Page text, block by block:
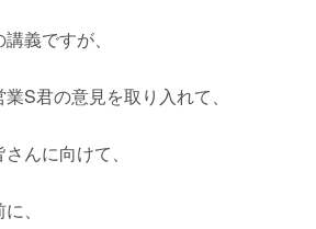
義ですが、
S君の意見を取り入れて、
んに向けて、
、